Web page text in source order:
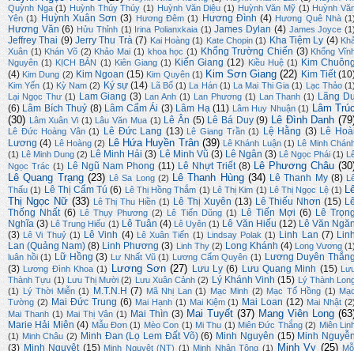
Quỳnh Nga (1) Huỳnh Thúy Thúy (1) Huỳnh Văn Diệu (1) Huỳnh Văn Mỹ (1) Huỳnh
Yên (1) Huỳnh Xuân Sơn (3) Hương Đêm (1) Hương Đình (4) Hương Quê Nhà
Hương Văn (6) Hửu Thỉnh (1) Irina Polianxkaia (1) James Dylan (4) James Joyce
Jeffrey Thai (9) Jerry Thu Trà (7) Kai Hoàng (1) Kate Chopin (1) Kha Tiệm Ly (4)
Xuân (1) Khán Võ (2) Khảo Mai (1) khoa học (1) Khổng Trường Chiến (3) Khổng
Nguyên (1) KỊCH BẢN (1) Kiên Giang (1) Kiến Giang (12) Kiều Huệ (1) Kim
(4) Kim Dung (2) Kim Ngoan (15) Kim Quyên (1) Kim Sơn Giang (22) Kim Tiết
Kim Yến (1) Kỳ Nam (2) Ký sự (14) Lã Bố (1) La Hán (1) La Mai Thi Gia (1) Lạc Thảo
Lại Ngọc Thư (1) Lam Giang (3) Lan Anh (1) Lan Phương (1) Lan Thanh (1) Lãng
(6) Lâm Bích Thuỷ (8) Lâm Cẩm Ái (3) Lâm Hạ (11) Lâm Huy Nhuận (1) Lâm
(30) Lâm Xuân Vi (1) Lâu Văn Mua (1) Lê Ân (5) Lê Bá Duy (9) Lê Đình Danh
Lê Đức Hoàng Vân (1) Lê Đức Lang (13) Lê Giang Trần (1) Lệ Hằng (3) Lê
Lương (4) Lê Hoàng (2) Lê Hứa Huyền Trân (39) Lê Khánh Luận (1) Lê Minh
(1) Lê Minh Dung (2) Lê Minh Hải (3) Lê Minh Vũ (3) Lê Ngân (3) Lê Ngọc Phái (1)
Ngọc Trác (1) Lê Ngũ Nam Phong (11) Lê Nhựt Triết (8) Lê Phương Châu
Lê Quang Trạng (23) Lê Sa Long (2) Lê Thanh Hùng (34) Lê Thanh My (8)
Thấu (1) Lê Thị Cẩm Tú (6) Lê Thị Hồng Thắm (1) Lê Thị Kim (1) Lê Thị Ngọc Lệ (1)
Thị Ngọc Nữ (33) Lê Thị Thu Hiền (1) Lê Thị Xuyên (13) Lê Thiếu Nhơn (15)
Thống Nhất (6) Lê Thụy Phương (2) Lê Tiến Dũng (1) Lê Tiến Mợi (6) Lê
Nghĩa (3) Lê Trung Hiếu (1) Lê Tuân (4) Lê Uyên (1) Lê Văn Hiếu (12) Lê Văn
(3) Lê Vi Thuỷ (1) Lê Vinh (4) Lê Xuân Tiến (1) Lindsay Polak (1) Linh Lan (7)
Lan (Quảng Nam) (8) Linh Phương (3) Linh Thy (2) Long Khánh (4) Long Vương
luân hồi (1) Lữ Hồng (3) Lư Nhất Vũ (1) Lương Cẩm Quyên (1) Lương Duyên
(3) Lương Đình Khoa (1) Lương Sơn (27) Lưu Ly (6) Lưu Quang Minh (15)
Thành Tựu (1) Lưu Thị Mười (2) Lưu Xuân Cảnh (2) Lý Khánh Vinh (15) Lý Thành
(1) Lý Thời Miễn (1) M.T.N.H (7) Mã Nhị Lan (1) Mạc Minh (2) Mạc Tố Hồng (1)
Tường (2) Mai Đức Trung (6) Mai Hạnh (1) Mai Kiệm (1) Mai Loan (12) Mai Nhật
Mai Thanh (1) Mai Thị Vân (1) Mai Thìn (3) Mai Tuyết (37) Mang Viên Long
Marie Hải Miên (4) Mẫu Đơn (1) Mèo Con (1) Mi Thu (1) Miên Đức Thắng (2) Miên
(1) Minh Châu (2) Minh Đan (Lọ Lem Đất Võ) (6) Minh Nguyên (15) Minh
(3) Minh Nguyệt (15) Minh Nguyệt (NT) (1) Minh Nhân Tông (1) Minh Vy (25)